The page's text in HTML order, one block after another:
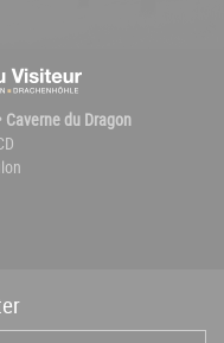
Caverne du Dragon